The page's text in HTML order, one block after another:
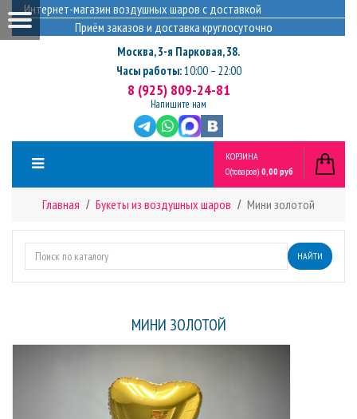
Интернет-магазин воздушных шаров с доставкой
Приём заказов и доставка круглосуточно
Москва,3-я Парковая, 38.
Часы работы:10:00 – 22:00
8 (925) 809-24-81
Напишите нам
КОРЗИНА
0(товаров) 0,00 руб
Главная Букеты из воздушных шаров Мини золотой
НАЙТИ
МИНИ ЗОЛОТОЙ